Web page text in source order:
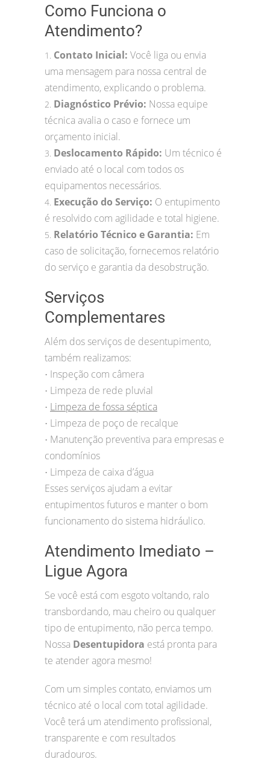
Como Funciona o
Atendimento?
1. Contato Inicial: Você liga ou envia
uma mensagem para nossa central de
atendimento, explicando o problema.
2. Diagnóstico Prévio: Nossa equipe
técnica avalia o caso e fornece um
orçamento inicial.
3. Deslocamento Rápido: Um técnico é
enviado até o local com todos os
equipamentos necessários.
4. Execução do Serviço: O entupimento
é resolvido com agilidade e total higiene.
5. Relatório Técnico e Garantia: Em
caso de solicitação, fornecemos relatório
do serviço e garantia da desobstrução.
Serviços
Complementares
Além dos serviços de desentupimento,
também realizamos:
• Inspeção com câmera
• Limpeza de rede pluvial
• Limpeza de fossa séptica
• Limpeza de poço de recalque
• Manutenção preventiva para empresas e
condomínios
• Limpeza de caixa d’água
Esses serviços ajudam a evitar
entupimentos futuros e manter o bom
funcionamento do sistema hidráulico.
Atendimento Imediato –
Ligue Agora
Se você está com esgoto voltando, ralo
transbordando, mau cheiro ou qualquer
tipo de entupimento, não perca tempo.
Nossa Desentupidora está pronta para
te atender agora mesmo!
Com um simples contato, enviamos um
técnico até o local com total agilidade.
Você terá um atendimento profissional,
transparente e com resultados
duradouros.